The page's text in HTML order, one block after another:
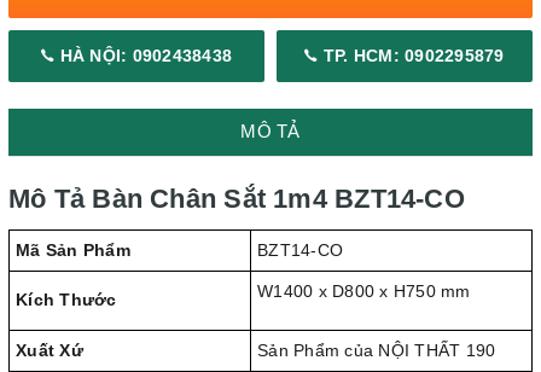
HÀ NỘI: 0902438438 TP. HCM: 0902295879
MÔ TẢ
Mô Tả Bàn Chân Sắt 1m4 BZT14-CO
Mã Sản Phẩm BZT14-CO
Kích Thước W1400 x D800 x H750 mm
Xuất Xứ Sản Phẩm của NỘI THẤT 190